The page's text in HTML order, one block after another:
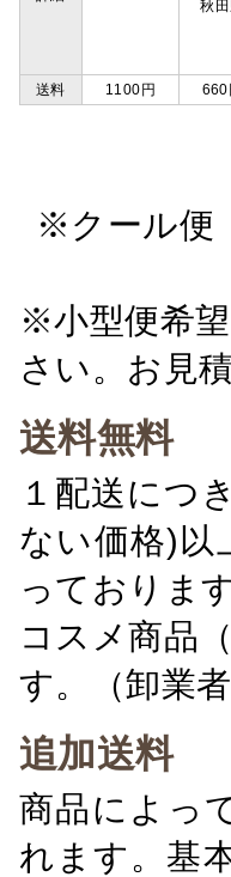
秋
送料
1100円 660
※クール便
※小型便希
さい。お見
送料無料
１配送につ
ない価格)以
っております
コスメ商品
す。（卸業
追加送料
商品によっ
れます。基